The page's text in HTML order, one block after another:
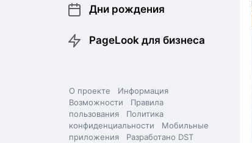
Дни рождения
PageLook для бизнеса
О проекте
Информация
Возможности
Правила
пользования
Политика
конфиденциальности
Мобильные
приложения
Разработано DST